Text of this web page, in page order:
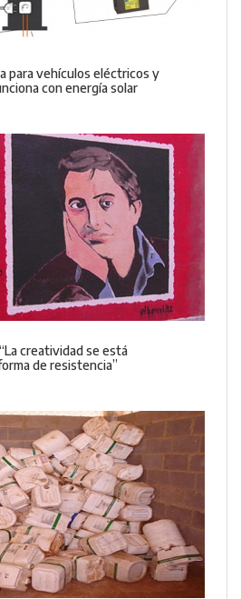
para vehículos eléctricos y
con energía solar
creatividad se está
de resistencia”